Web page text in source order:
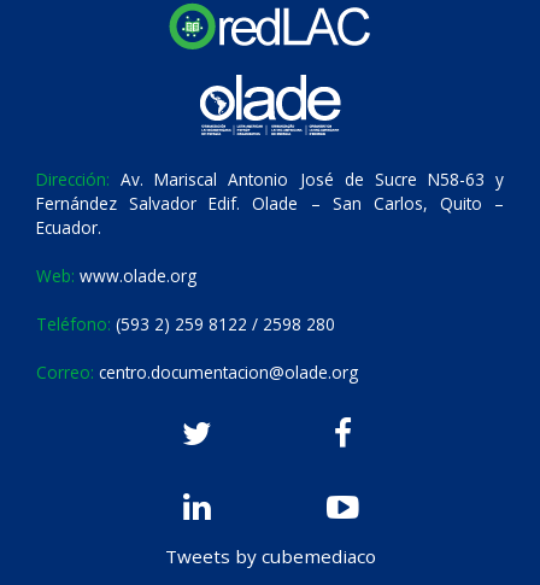
Dirección: Av. Mariscal Antonio José de Sucre N58-63 y
Fernández Salvador Edif. Olade – San Carlos, Quito –
Ecuador.
Web: www.olade.org
Teléfono: (593 2) 259 8122 / 2598 280
Correo: centro.documentacion@olade.org
Tweets by cubemediaco